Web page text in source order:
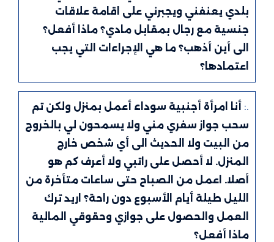
بلدي يعنفني ويجبرني على اقامة علاقات
جنسية مع رجال بمقابل مادي؟ ماذا أفعل؟
الى أين أذهب؟ ما هي الإجراءات التي يجب
اعتمادها؟
أنا امرأة أجنبية سوداء أعمل بمنزل ولكن تم
سحب جواز سفري مني ولا يسمحون لي بالخروج
من البيت ولا الحديث الى أي شخص خارج
المنزل. لا أحصل على راتبي ولا أعرف كم هو
أصلا. اعمل من الصباح حتى ساعات متأخرة من
الليل طيلة أيام الأسبوع دون راحة؟ اريد ترك
العمل والحصول على جوازي وحقوقي المالية
ماذا أفعل؟